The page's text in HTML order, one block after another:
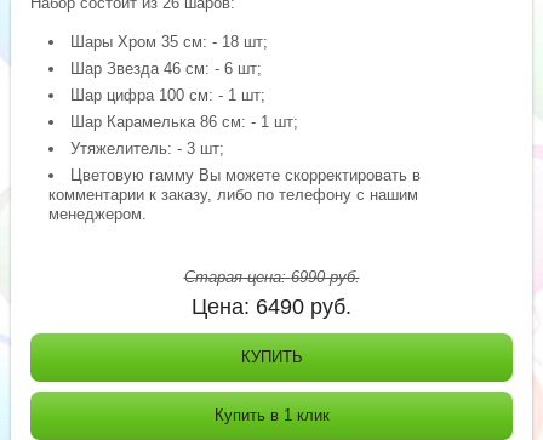
Шары Хром 35 см: - 18 шт;
Шар Звезда 46 см: - 6 шт;
Шар цифра 100 см: - 1 шт;
Шар Карамелька 86 см: - 1 шт;
Утяжелитель: - 3 шт;
Цветовую гамму Вы можете скорректировать в
комментарии к заказу, либо по телефону с нашим
менеджером.
Старая цена:6990руб.
Цена: 6490 руб.
КУПИТЬ
Купить в 1 клик